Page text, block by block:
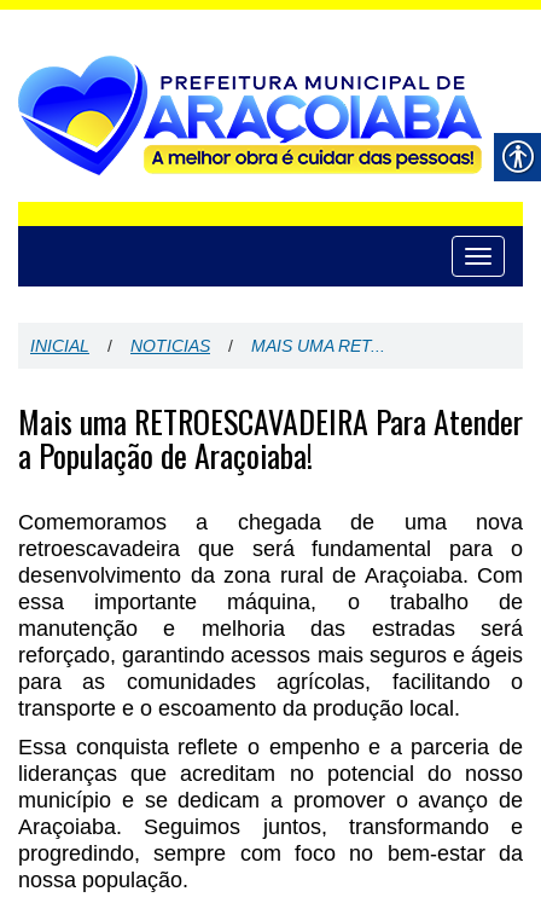
Toggle
INICIAL / NOTICIAS / MAIS UMA RET...
Mais uma RETROESCAVADEIRA Para Atender
a População de Araçoiaba!
Comemoramos a chegada de uma nova
retroescavadeira que será fundamental para o
desenvolvimento da zona rural de Araçoiaba. Com
essa importante máquina, o trabalho de
manutenção e melhoria das estradas será
reforçado, garantindo acessos mais seguros e ágeis
para as comunidades agrícolas, facilitando o
transporte e o escoamento da produção local.
Essa conquista reflete o empenho e a parceria de
lideranças que acreditam no potencial do nosso
município e se dedicam a promover o avanço de
Araçoiaba. Seguimos juntos, transformando e
progredindo, sempre com foco no bem-estar da
nossa população.